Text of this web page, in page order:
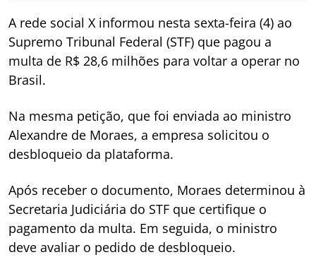
A rede social X informou nesta sexta-feira (4) ao
Supremo Tribunal Federal (STF) que pagou a
multa de R$ 28,6 milhões para voltar a operar no
Brasil.
Na mesma petição, que foi enviada ao ministro
Alexandre de Moraes, a empresa solicitou o
desbloqueio da plataforma.
Após receber o documento, Moraes determinou à
Secretaria Judiciária do STF que certifique o
pagamento da multa. Em seguida, o ministro
deve avaliar o pedido de desbloqueio.